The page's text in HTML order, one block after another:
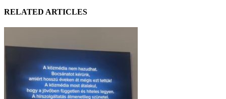
RELATED ARTICLES